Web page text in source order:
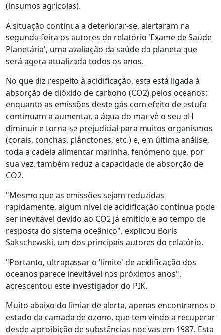
(insumos agrícolas).
A situação continua a deteriorar-se, alertaram na
segunda-feira os autores do relatório 'Exame de Saúde
Planetária', uma avaliação da saúde do planeta que
será agora atualizada todos os anos.
No que diz respeito à acidificação, esta está ligada à
absorção de dióxido de carbono (CO2) pelos oceanos:
enquanto as emissões deste gás com efeito de estufa
continuam a aumentar, a água do mar vê o seu pH
diminuir e torna-se prejudicial para muitos organismos
(corais, conchas, plânctones, etc.) e, em última análise,
toda a cadeia alimentar marinha, fenómeno que, por
sua vez, também reduz a capacidade de absorção de
CO2.
"Mesmo que as emissões sejam reduzidas
rapidamente, algum nível de acidificação contínua pode
ser inevitável devido ao CO2 já emitido e ao tempo de
resposta do sistema oceânico", explicou Boris
Sakschewski, um dos principais autores do relatório.
"Portanto, ultrapassar o 'limite' de acidificação dos
oceanos parece inevitável nos próximos anos",
acrescentou este investigador do PIK.
Muito abaixo do limiar de alerta, apenas encontramos o
estado da camada de ozono, que tem vindo a recuperar
desde a proibição de substâncias nocivas em 1987. Esta